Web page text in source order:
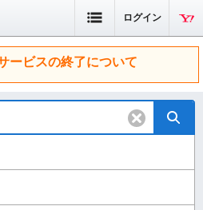
ログイン
ービスの終了について